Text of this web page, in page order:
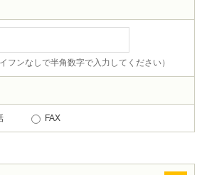
ンなしで半角数字で入力してください）
FAX